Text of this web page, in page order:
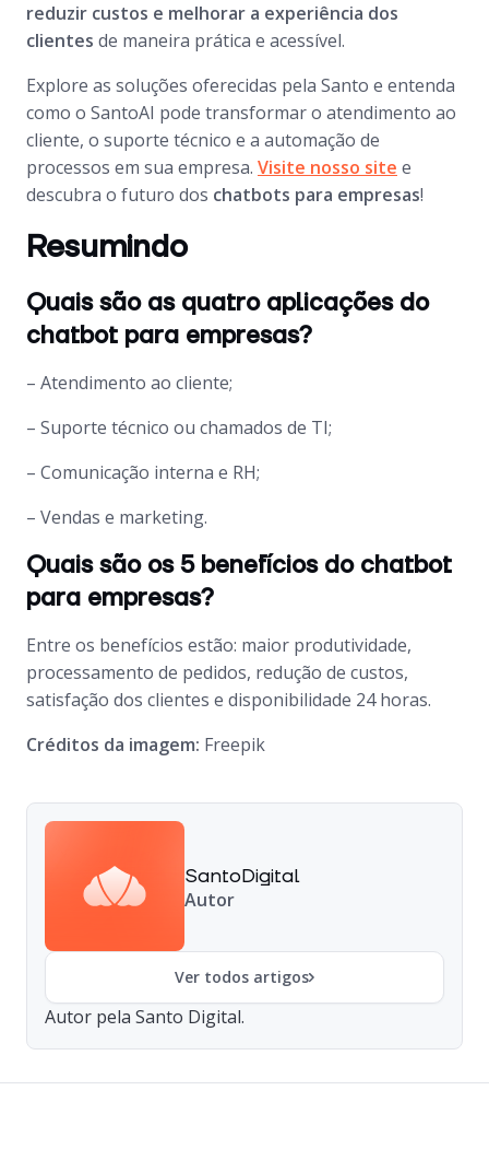
reduzir custos e melhorar a experiência dos
clientes de maneira prática e acessível.
Explore as soluções oferecidas pela Santo e entenda
como o SantoAI pode transformar o atendimento ao
cliente, o suporte técnico e a automação de
processos em sua empresa. Visite nosso site e
descubra o futuro dos chatbots para empresas!
Resumindo
Quais são as quatro aplicações do
chatbot para empresas?
– Atendimento ao cliente;
– Suporte técnico ou chamados de TI;
– Comunicação interna e RH;
– Vendas e marketing.
Quais são os 5 benefícios do chatbot
para empresas?
Entre os benefícios estão: maior produtividade,
processamento de pedidos, redução de custos,
satisfação dos clientes e disponibilidade 24 horas.
Créditos da imagem: Freepik
SantoDigital
Autor
Ver todos artigos
Autor pela Santo Digital.